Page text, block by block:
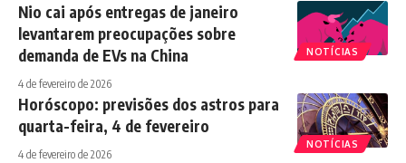
NOTÍCIAS
Nio cai após entregas de janeiro
levantarem preocupações sobre
demanda de EVs na China
4 de fevereiro de 2026
NOTÍCIAS
Horóscopo: previsões dos astros para
quarta-feira, 4 de fevereiro
4 de fevereiro de 2026